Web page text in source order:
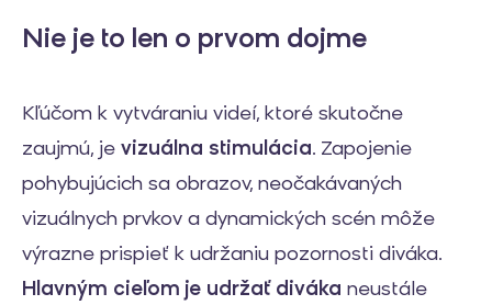
Nie je to len o prvom dojme
Kľúčom k vytváraniu videí, ktoré skutočne
zaujmú, je vizuálna stimulácia. Zapojenie
pohybujúcich sa obrazov, neočakávaných
vizuálnych prvkov a dynamických scén môže
výrazne prispieť k udržaniu pozornosti diváka.
Hlavným cieľom je udržať diváka neustále